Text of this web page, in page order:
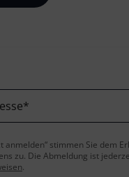
*
anmelden“ stimmen Sie dem
zu. Die Abmeldung ist
.